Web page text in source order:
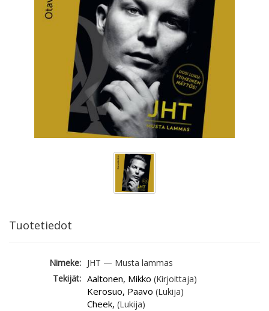
Tuotetiedot
Nimeke: JHT — Musta lammas
Tekijät: Aaltonen, Mikko (Kirjoittaja)
Kerosuo, Paavo (Lukija)
Cheek, (Lukija)